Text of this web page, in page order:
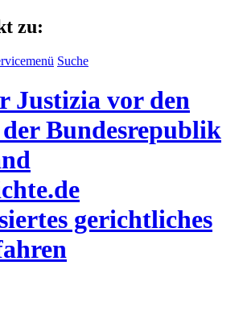
zu:
Suche
gerichtliches